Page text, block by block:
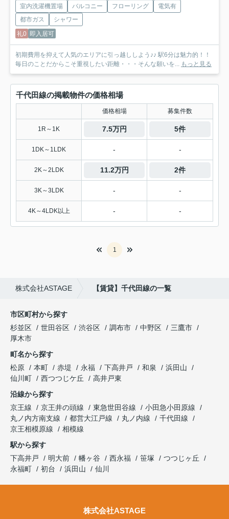
室内洗濯機置場 バルコニー フローリング
電気有
都市ガス
シャワー
礼0 即入居可
初期費用を抑えて人気のエリアに引っ越ししよう♪♪ 駅6分は魅力的！！
毎日のことだからこそ重視したい距離・・・そんな願いを... もっと見る
千代田線の掲載物件の価格相場
価格相場 募集件数
1R～1K 7.5万円 5件
1DK～1LDK - -
2K～2LDK 11.2万円 2件
3K～3LDK - -
4K～4LDK以上 - -
1
株式会社ASTAGE 【賃貸】千代田線の一覧
市区町村から探す
杉並区
世田谷区 渋谷区 調布市 中野区
三鷹市
厚木市
町名から探す
松原
本町 赤堤 永福 下高井戸 和泉
浜田山
仙川町
西つつじケ丘
高井戸東
沿線から探す
京王線
京王井の頭線 東急世田谷線
小田急小田原線
丸ノ内方南支線
都営大江戸線 丸ノ内線
千代田線
京王相模原線
相模線
駅から探す
下高井戸
明大前 幡ヶ谷 西永福 笹塚
つつじヶ丘
永福町
初台 浜田山 仙川
株式会社ASTAGE